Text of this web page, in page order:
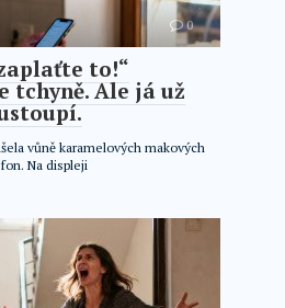
0
to!“
tchyně. Ale já už
vůně karamelových makových
Na displeji